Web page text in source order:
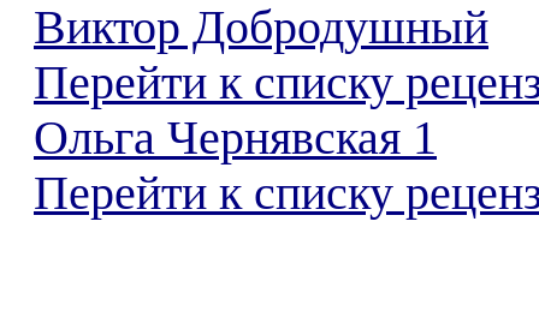
Виктор Добродушный
Перейти к списку
Ольга Чернявская 1
Перейти к списку